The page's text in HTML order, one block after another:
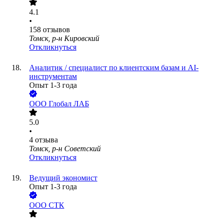
4.1
•
158 отзывов
Томск, р-н Кировский
Откликнуться
Аналитик / специалист по клиентским базам и AI-
инструментам
Опыт 1-3 года
ООО Глобал ЛАБ
5.0
•
4 отзыва
Томск, р-н Советский
Откликнуться
Ведущий экономист
Опыт 1-3 года
ООО СТК